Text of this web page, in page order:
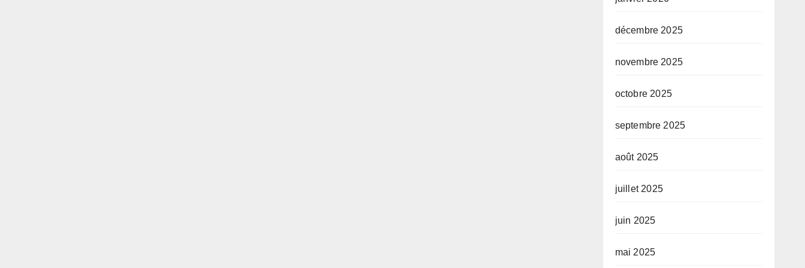
décembre 2025
novembre 2025
octobre 2025
septembre 2025
août 2025
juillet 2025
juin 2025
mai 2025